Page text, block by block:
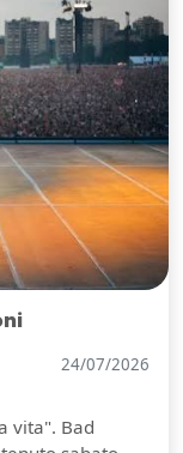
24/07/2026
vita". Bad